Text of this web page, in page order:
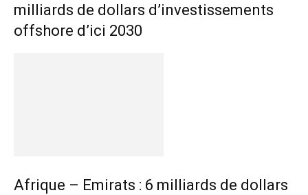
milliards de dollars d’investissements
offshore d’ici 2030
Afrique – Emirats : 6 milliards de dollars